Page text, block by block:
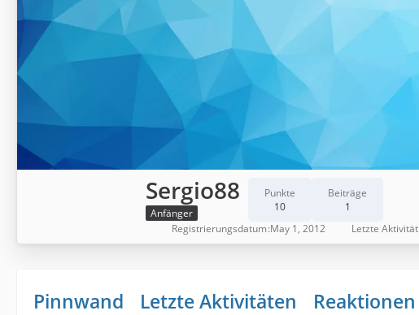
Sergio88
Anfänger
Punkte
10
Beiträge
1
Registrierungsdatum May 1, 2012 Letzte Aktivität
Pinnwand Letzte Aktivitäten Reaktionen